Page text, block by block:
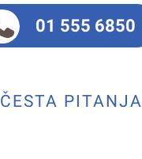
01 555 6850
ČESTA PITANJA